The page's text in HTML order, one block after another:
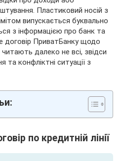
Пластиковий носій з
випускається буквально
з інформацією про банк та
договір ПриватБанку щодо
далеко не всі, звідси
та конфліктні ситуації з
по кредитній лінії